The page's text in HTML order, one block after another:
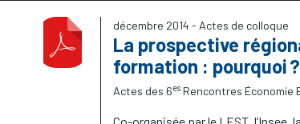
décembre 2014 - Actes de colloque
La prospective
formation : pourquoi
Actes des 6es Rencontres Économie